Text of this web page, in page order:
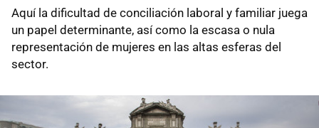
Aquí la dificultad de conciliación laboral y familiar juega
un papel determinante, así como la escasa o nula
representación de mujeres en las altas esferas del
sector.